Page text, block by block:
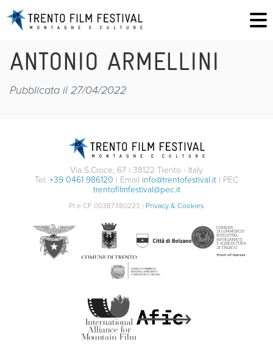
ANTONIO ARMELLINI
Pubblicata il 27/04/2022
Via S.Croce, 67 | 38122 Trento - Italy
Tel. +39 0461 986120 | Email info@trentofestival.it | PEC
trentofilmfestival@pec.it
PI e CF 00387380223 | Privacy & Cookies